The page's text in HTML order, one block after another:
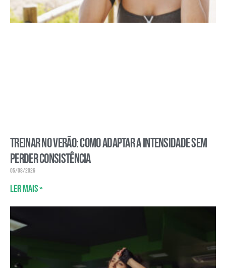
Treinar no verão: como adaptar a intensidade sem
perder consistência
05/08/2026
Ler mais »